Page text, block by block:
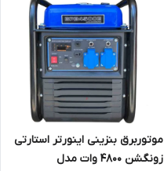
موتوربرق بنزینی اینورتر استارتی
زونگشن 4800 وات مدل